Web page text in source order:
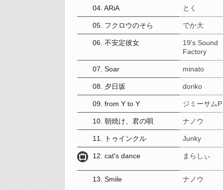
04. ARiA とく
05. フクロウのそら でか大
06. 不安定彼女
19's Sound
Factory
07. Soar minato
08. 夕日坂 doriko
09. from Y to Y ジミーサムP
10. 朝焼け、君の唄 ナノウ
11. トゥインクル Junky
12. cat's dance まらしぃ
13. Smile ナノウ